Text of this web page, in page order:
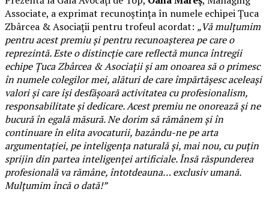
Associate, a exprimat recunoștința în numele echipei Țuca
Zbârcea & Asociații pentru trofeul acordat: „Vă mulțumim
pentru acest premiu și pentru recunoașterea pe care o
reprezintă. Este o distincție care reflectă munca întregii
echipe Țuca Zbârcea & Asociații și am onoarea să o primesc
în numele colegilor mei, alături de care împărtășesc aceleași
valori și care își desfășoară activitatea cu profesionalism,
responsabilitate și dedicare. Acest premiu ne onorează și ne
bucură în egală măsură. Ne dorim să rămânem și în
continuare în elita avocaturii, bazându-ne pe arta
argumentației, pe inteligența naturală și, mai nou, cu puțin
sprijin din partea inteligenței artificiale. Însă răspunderea
profesională va rămâne, întotdeauna… exclusiv umană.
Mulțumim încă o dată!”